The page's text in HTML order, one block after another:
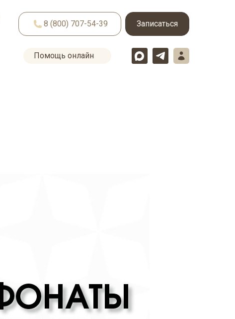
Записаться
8 (800) 707-54-39
Помощь онлайн